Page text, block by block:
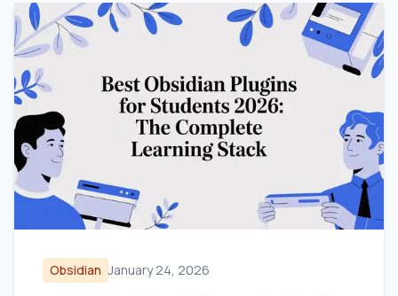
Obsidian January 24, 2026